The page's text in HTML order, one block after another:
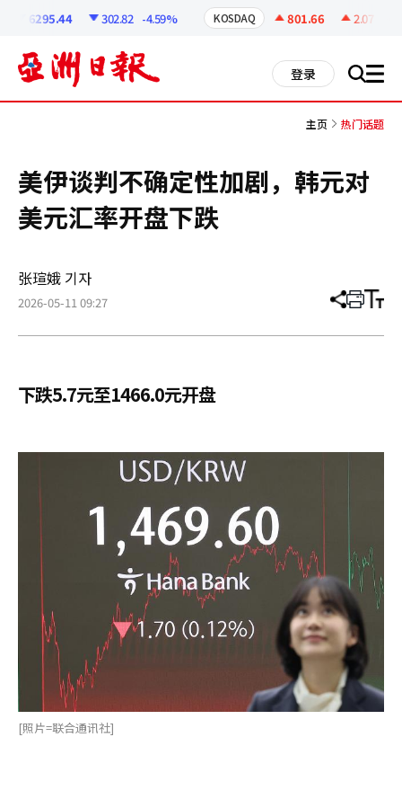
6295.44 302.82 -4.59% KOSDAQ 801.66 2.07
登录 搜 all
主页 热门话题
美伊谈判不确定性加剧，韩元对
美元汇率开盘下跌
张瑄娥 기자
2026-05-11 09:27 分
章
打 调
小
下跌5.7元至1466.0元开盘
[照片=联合通讯社]